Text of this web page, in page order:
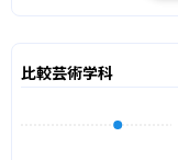
比較芸術学科